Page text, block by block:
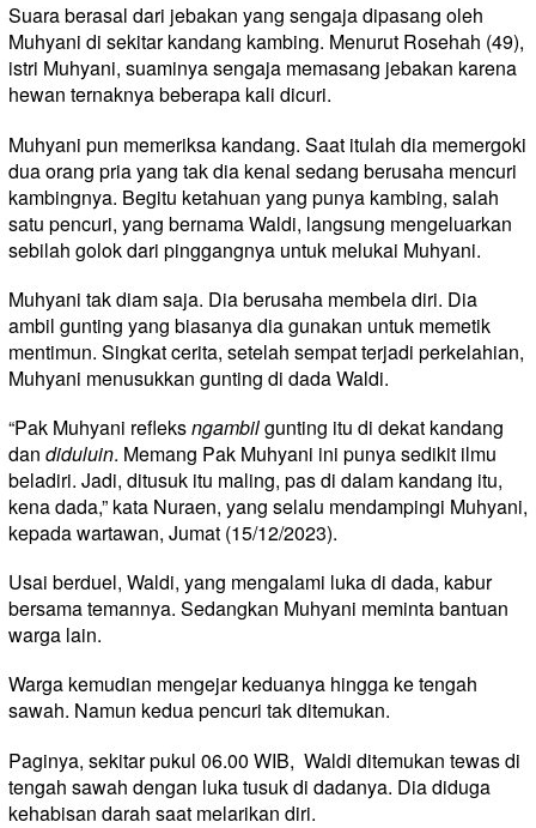
Suara berasal dari jebakan yang sengaja dipasang oleh
Muhyani di sekitar kandang kambing. Menurut Rosehah (49),
istri Muhyani, suaminya sengaja memasang jebakan karena
hewan ternaknya beberapa kali dicuri.
Muhyani pun memeriksa kandang. Saat itulah dia memergoki
dua orang pria yang tak dia kenal sedang berusaha mencuri
kambingnya. Begitu ketahuan yang punya kambing, salah
satu pencuri, yang bernama Waldi, langsung mengeluarkan
sebilah golok dari pinggangnya untuk melukai Muhyani.
Muhyani tak diam saja. Dia berusaha membela diri. Dia
ambil gunting yang biasanya dia gunakan untuk memetik
mentimun. Singkat cerita, setelah sempat terjadi perkelahian,
Muhyani menusukkan gunting di dada Waldi.
“Pak Muhyani refleksngambilgunting itu di dekat kandang
dan diduluin. Memang Pak Muhyani ini punya sedikit ilmu
beladiri. Jadi, ditusuk itu maling, pas di dalam kandang itu,
kena dada,” kata Nuraen, yang selalu mendampingi Muhyani,
kepada wartawan, Jumat (15/12/2023).
Usai berduel, Waldi, yang mengalami luka di dada, kabur
bersama temannya. Sedangkan Muhyani meminta bantuan
warga lain.
Warga kemudian mengejar keduanya hingga ke tengah
sawah. Namun kedua pencuri tak ditemukan.
Paginya, sekitar pukul 06.00 WIB, Waldi ditemukan tewas di
tengah sawah dengan luka tusuk di dadanya. Dia diduga
kehabisan darah saat melarikan diri.